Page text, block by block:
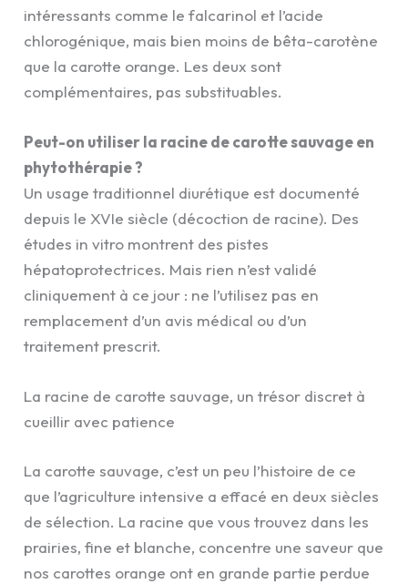
intéressants comme le falcarinol et l’acide
chlorogénique, mais bien moins de bêta-carotène
que la carotte orange. Les deux sont
complémentaires, pas substituables.
Peut-on utiliser la racine de carotte sauvage en
phytothérapie ?
Un usage traditionnel diurétique est documenté
depuis le XVIe siècle (décoction de racine). Des
études in vitro montrent des pistes
hépatoprotectrices. Mais rien n’est validé
cliniquement à ce jour : ne l’utilisez pas en
remplacement d’un avis médical ou d’un
traitement prescrit.
La racine de carotte sauvage, un trésor discret à
cueillir avec patience
La carotte sauvage, c’est un peu l’histoire de ce
que l’agriculture intensive a effacé en deux siècles
de sélection. La racine que vous trouvez dans les
prairies, fine et blanche, concentre une saveur que
nos carottes orange ont en grande partie perdue